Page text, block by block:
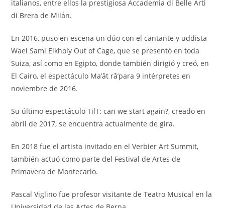
italianos, entre ellos la prestigiosa Accademia di Belle Arti
di Brera de Milán.
En 2016, puso en escena un dúo con el cantante y uddista
Wael Sami Elkholy Out of Cage, que se presentó en toda
Suiza, así como en Egipto, donde también dirigió y creó, en
El Cairo, el espectáculo Ma’ât râ’para 9 intérpretes en
noviembre de 2016.
Su último espectáculo TilT: can we start again?, creado en
abril de 2017, se encuentra actualmente de gira.
En 2018 fue el artista invitado en el Verbier Art Summit,
también actuó como parte del Festival de Artes de
Primavera de Montecarlo.
Pascal Viglino fue profesor visitante de Teatro Musical en la